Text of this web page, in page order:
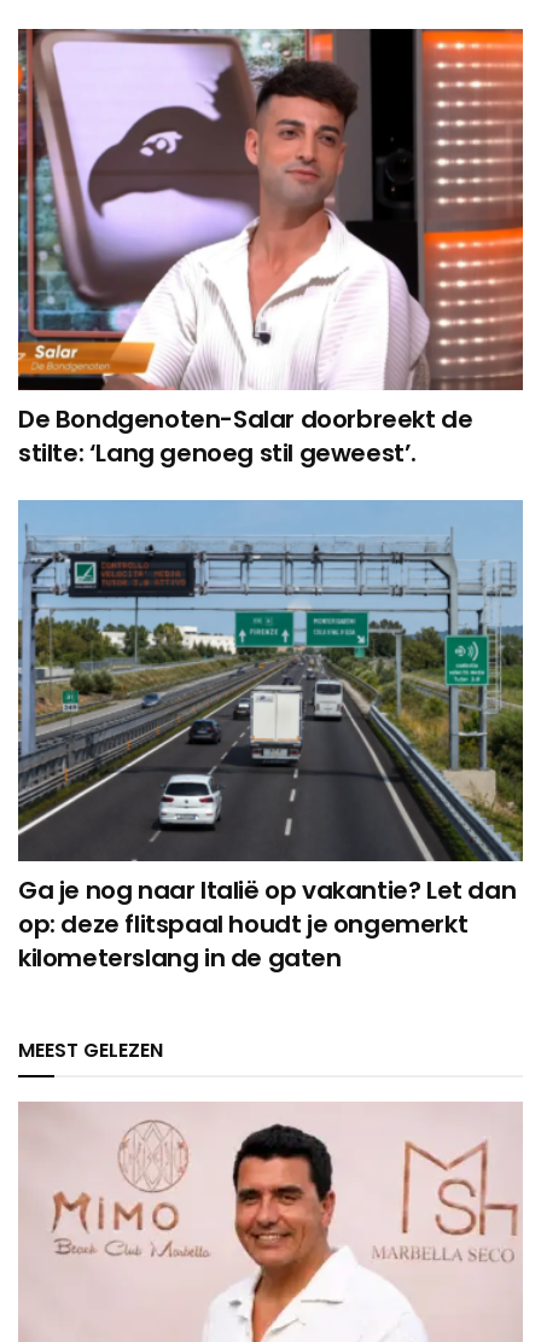
De Bondgenoten-Salar doorbreekt de
stilte: ‘Lang genoeg stil geweest’.
Ga je nog naar Italië op vakantie? Let dan
op: deze flitspaal houdt je ongemerkt
kilometerslang in de gaten
MEEST GELEZEN